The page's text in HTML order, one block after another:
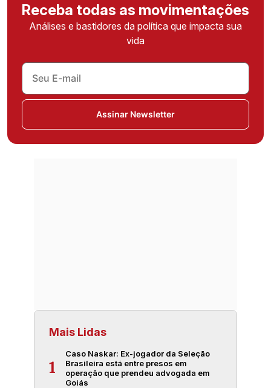
Receba todas as movimentações
Análises e bastidores da política que impacta sua
vida
Assinar Newsletter
Mais Lidas
1
Caso Naskar: Ex-jogador da Seleção
Brasileira está entre presos em
operação que prendeu advogada em
Goiás